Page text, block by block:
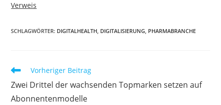
Verweis
SCHLAGWÖRTER: DIGITALHEALTH, DIGITALISIERUNG, PHARMABRANCHE
Vorheriger Beitrag
Zwei Drittel der wachsenden Topmarken setzen auf
Abonnentenmodelle